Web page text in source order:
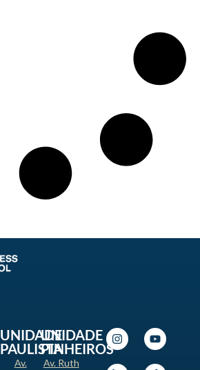
UNIDADE
PAULISTA
Av.
UNIDADE
PINHEIROS
Av. Ruth